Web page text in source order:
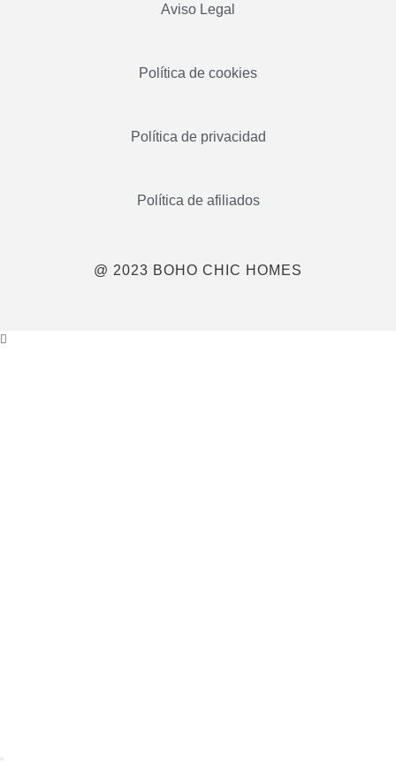
Aviso Legal
Política de cookies
Política de privacidad
Política de afiliados
@ 2023 BOHO CHIC HOMES